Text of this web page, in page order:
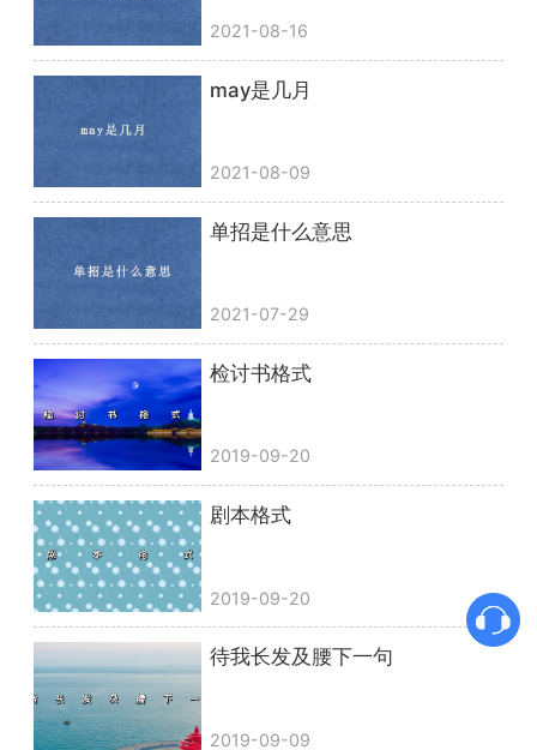
2021-08-16
may是几月
2021-08-09
单招是什么意思
2021-07-29
检讨书格式
2019-09-20
剧本格式
2019-09-20
待我长发及腰下一句
2019-09-09